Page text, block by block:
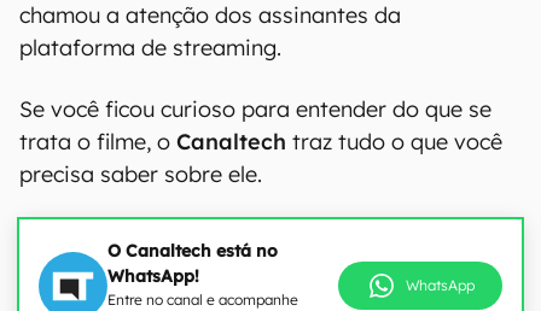
chamou a atenção dos assinantes da
plataforma de streaming.
Se você ficou curioso para entender do que se
trata o filme, o Canaltech traz tudo o que você
precisa saber sobre ele.
O Canaltech está no
WhatsApp!
Entre no canal e acompanhe
WhatsApp